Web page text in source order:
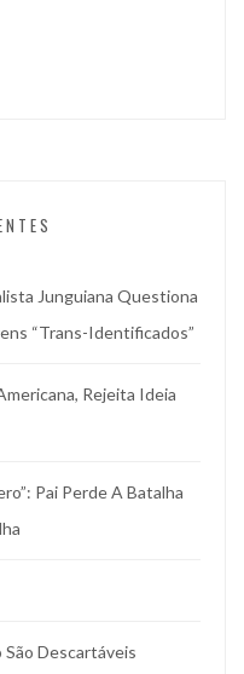
Junguiana Questiona
“trans-Identificados”
Rejeita Ideia
Pai Perde A Batalha
Descartáveis